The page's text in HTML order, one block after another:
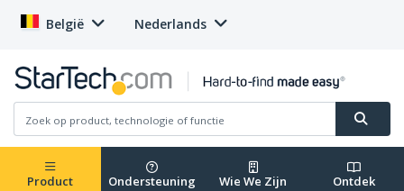
België Nederlands
Product Ondersteuning Wie We Zijn Ontdek